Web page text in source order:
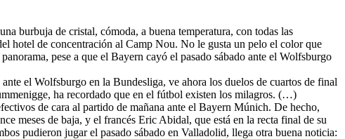
burbuja de cristal, cómoda, a buena temperatura, con todas las
hotel de concentración al Camp Nou. No le gusta un pelo el color que
pese a que el Bayern cayó el pasado sábado ante el Wolfsburgo
el Wolfsburgo en la Bundesliga, ve ahora los duelos de cuartos de final
ha recordado que en el fútbol existen los milagros. (…)
de cara al partido de mañana ante el Bayern Múnich. De hecho,
meses de baja, y el francés Eric Abidal, que está en la recta final de su
pudieron jugar el pasado sábado en Valladolid, llega otra buena noticia: